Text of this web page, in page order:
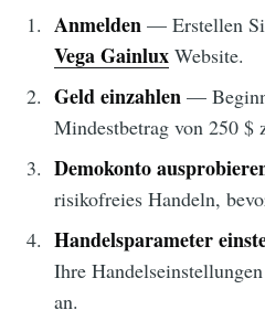
Anmelden— Erstellen
Vega GainluxWebsite.
Geld einzahlen—
Mindestbetrag von 250 $
Demokonto
risikofreies Handeln,
Handelsparameter
Ihre
an.